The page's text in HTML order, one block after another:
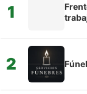
1
2